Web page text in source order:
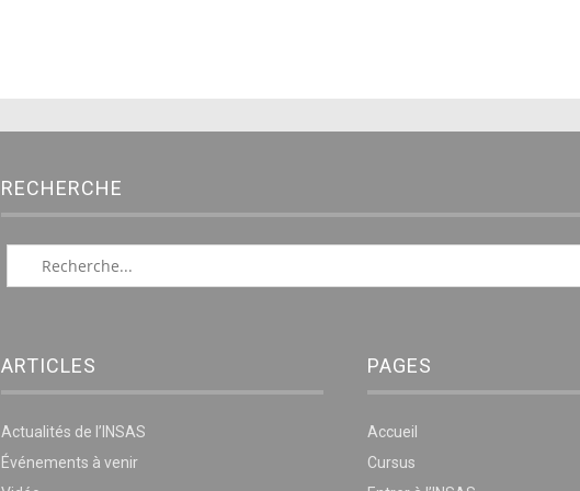
RECHERCHE
ARTICLES
Actualités de l’INSAS
Événements à venir
PAGES
Accueil
Cursus